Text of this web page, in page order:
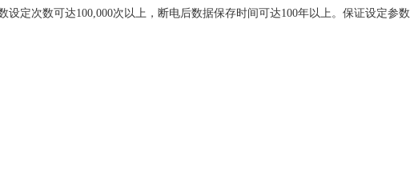
定次数可达100,000次以上，断电后数据保存时间可达100年以上。保证设定参数